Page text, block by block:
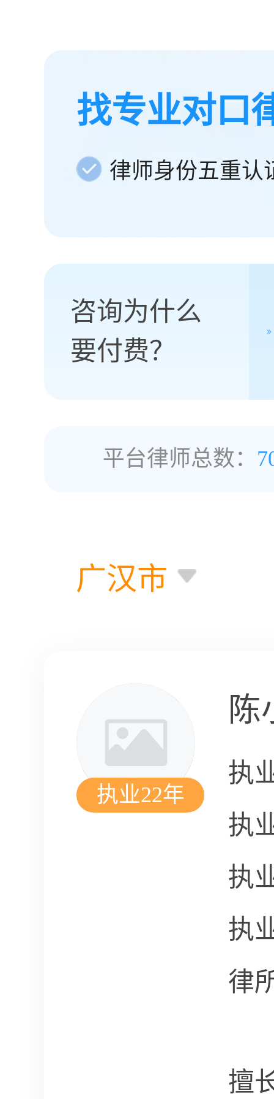
找专业对口
律师身份五重认
咨询为什么
要付费？
平台律师总数：
广汉市
执业22年
陈
执
执
执
执
律
擅